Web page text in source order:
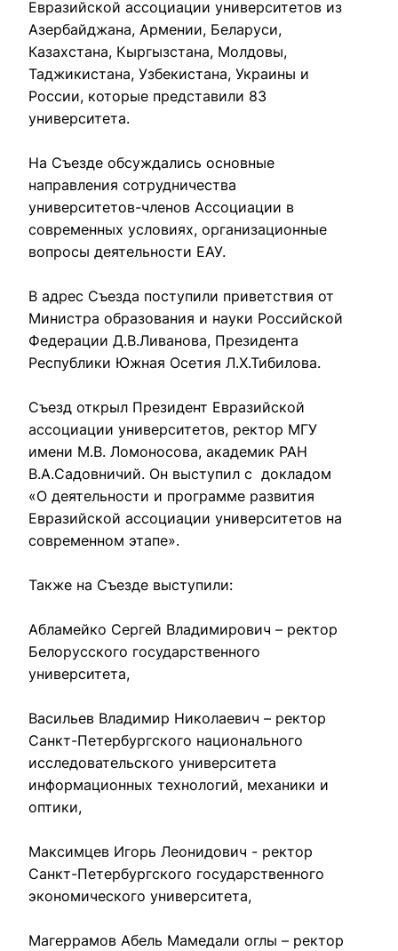
Евразийской ассоциации университетов из
Азербайджана, Армении, Беларуси,
Казахстана, Кыргызстана, Молдовы,
Таджикистана, Узбекистана, Украины и
России, которые представили 83
университета.
На Съезде обсуждались основные
направления сотрудничества
университетов-членов Ассоциации в
современных условиях, организационные
вопросы деятельности ЕАУ.
В адрес Съезда поступили приветствия от
Министра образования и науки Российской
Федерации Д.В.Ливанова, Президента
Республики Южная Осетия Л.Х.Тибилова.
Съезд открыл Президент Евразийской
ассоциации университетов, ректор МГУ
имени М.В. Ломоносова, академик РАН
В.А.Садовничий. Он выступил с  докладом
«О деятельности и программе развития
Евразийской ассоциации университетов на
современном этапе».
Также на Съезде выступили:
Абламейко Сергей Владимирович – ректор
Белорусского государственного
университета,
Васильев Владимир Николаевич – ректор
Санкт-Петербургского национального
исследовательского университета
информационных технологий, механики и
оптики,
Максимцев Игорь Леонидович - ректор
Санкт-Петербургского государственного
экономического университета,
Магеррамов Абель Мамедали оглы – ректор